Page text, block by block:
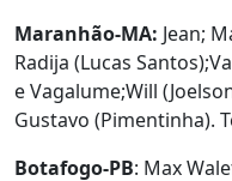
Maranhão-MA: Jean;
Radija (Lucas
e Vagalume;Will
Gustavo (Pimentinha).
Botafogo-PB: Max